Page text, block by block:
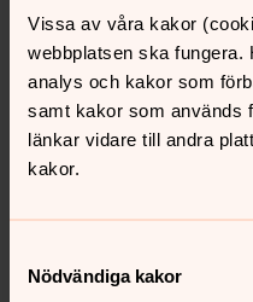
Vissa av våra kakor
webbplatsen ska
analys och kakor som
samt kakor som används
länkar vidare till andra
kakor.
Nödvändiga kakor